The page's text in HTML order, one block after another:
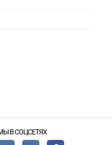
0,09 мг -
В СОЦСЕТЯХ